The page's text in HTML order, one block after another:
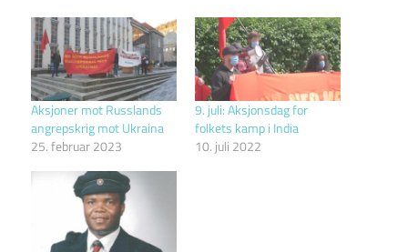
Aksjoner mot Russlands
angrepskrig mot Ukraina
25. februar 2023
9. juli: Aksjonsdag for
folkets kamp i India
10. juli 2022